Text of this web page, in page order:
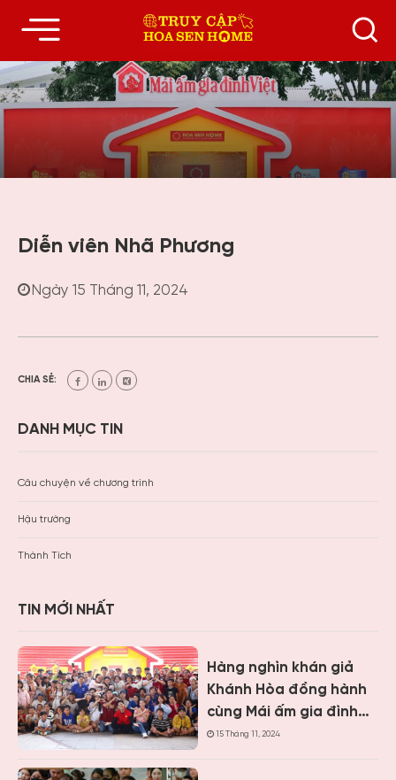
Diễn viên Nhã Phương
Ngày 15 Tháng 11, 2024
CHIA SẺ:
DANH MỤC TIN
Câu chuyện về chương trình
Hậu trường
Thành Tích
TIN MỚI NHẤT
Hàng nghìn khán giả
Khánh Hòa đồng hành
cùng Mái ấm gia đình
Việt, trao hơn 9 tỷ
15 Tháng 11, 2024